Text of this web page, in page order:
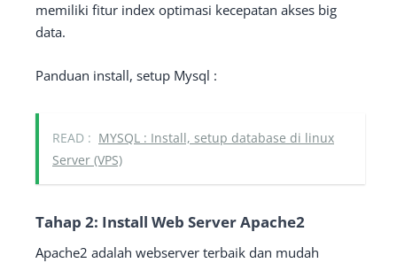
memiliki fitur index optimasi kecepatan akses big
data.
Panduan install, setup Mysql :
READ : MYSQL : Install, setup database di linux
Server (VPS)
Tahap 2: Install Web Server Apache2
Apache2 adalah webserver terbaik dan mudah